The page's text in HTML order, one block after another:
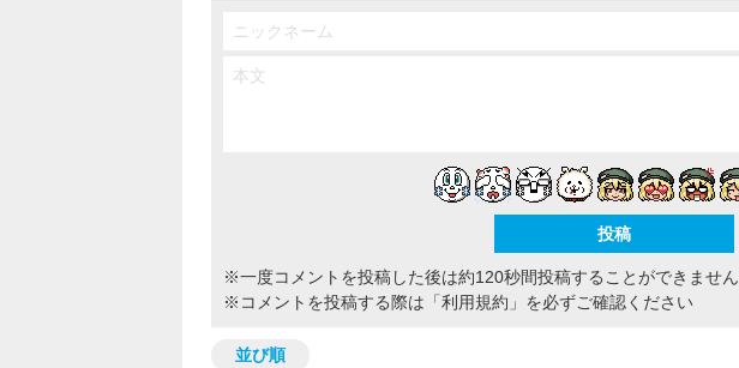
※一度コメントを投稿した後は約120秒間投稿することができません
※コメントを投稿する際は 「利用規約」 を必ずご確認ください
並び順